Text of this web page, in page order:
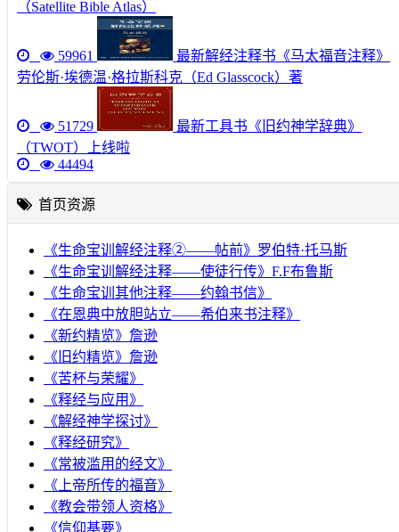
（Satellite Bible Atlas）
59961
最新解经注释书《马太福音注释》
劳伦斯·埃德温·格拉斯科克（Ed Glasscock）著
51729
最新工具书《旧约神学辞典》
（TWOT）上线啦
44494
首页资源
《生命宝训解经注释②——帖前》罗伯特·托马斯
《生命宝训解经注释——使徒行传》F.F布鲁斯
《生命宝训其他注释——约翰书信》
《在恩典中放胆站立——希伯来书注释》
《新约精览》詹逊
《旧约精览》詹逊
《苦杯与荣耀》
《释经与应用》
《解经神学探讨》
《释经研究》
《常被滥用的经文》
《上帝所传的福音》
《教会带领人资格》
《信仰基要》